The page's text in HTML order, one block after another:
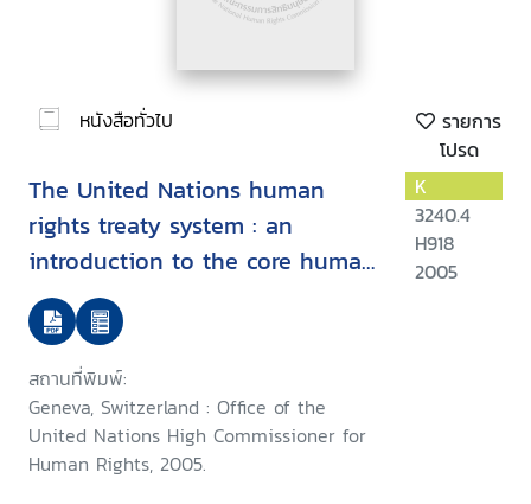
หนังสือทั่วไป
รายการ
โปรด
The United Nations human
rights treaty system : an
introduction to the core human
rights treaties and the treaty
bodies
สถานที่พิมพ์:
Geneva, Switzerland : Office of the
United Nations High Commissioner for
Human Rights, 2005.
K
3240.4
H918
2005